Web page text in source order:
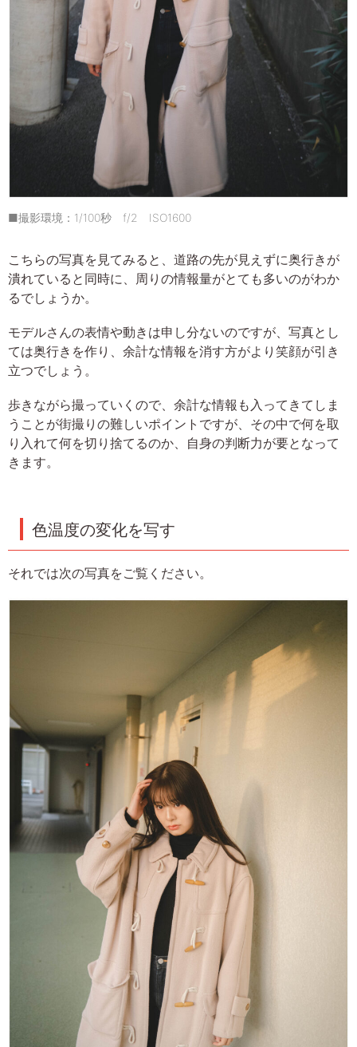
■撮影環境：1/100秒 f/2 ISO1600
こちらの写真を見てみると、道路の先が見えずに奥行きが
潰れていると同時に、周りの情報量がとても多いのがわか
るでしょうか。
モデルさんの表情や動きは申し分ないのですが、写真とし
ては奥行きを作り、余計な情報を消す方がより笑顔が引き
立つでしょう。
歩きながら撮っていくので、余計な情報も入ってきてしま
うことが街撮りの難しいポイントですが、その中で何を取
り入れて何を切り捨てるのか、自身の判断力が要となって
きます。
色温度の変化を写す
それでは次の写真をご覧ください。